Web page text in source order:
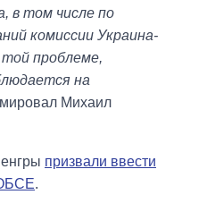
в том числе по
комиссии Украина-
проблеме,
на
Михаил
призвали ввести
.